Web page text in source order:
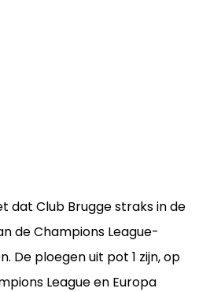
dat Club Brugge straks in de
de Champions League-
De ploegen uit pot 1 zijn, op
League en Europa